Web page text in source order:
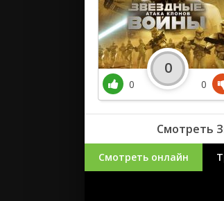
0
0
0
Смотреть
Смотреть онлайн